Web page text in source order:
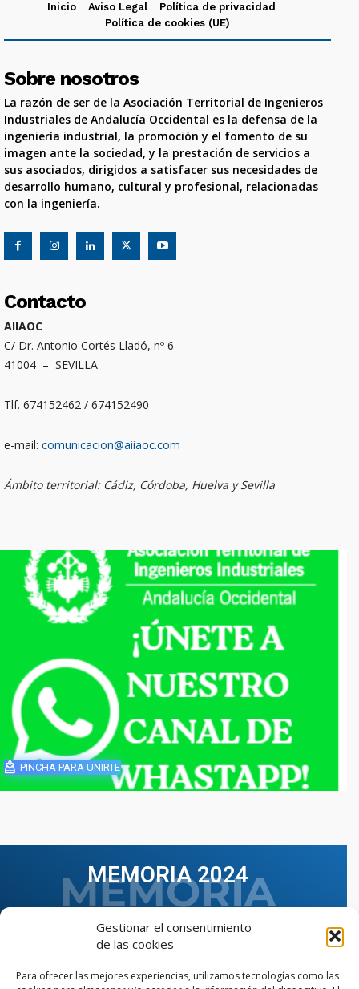
Gestionar el consentimiento
de las cookies
Para ofrecer las mejores experiencias, utilizamos tecnologías como las
Inicio Aviso Legal
Política de privacidad
Política de cookies (UE)
Sobre nosotros
La razón de ser de la Asociación Territorial de Ingenieros
Industriales de Andalucía Occidental es la defensa de la
ingeniería industrial, la promoción y el fomento de su
imagen ante la sociedad, y la prestación de servicios a
sus asociados, dirigidos a satisfacer sus necesidades de
desarrollo humano, cultural y profesional, relacionadas
con la ingeniería.
Contacto
AIIAOC
C/ Dr. Antonio Cortés Lladó, nº 6
41004 – SEVILLA
Tlf. 674152462 / 674152490
e-mail: comunicacion@aiiaoc.com
Ámbito territorial: Cádiz, Córdoba, Huelva y Sevilla
PINCHA PARA UNIRTE
MEMORIA 2024